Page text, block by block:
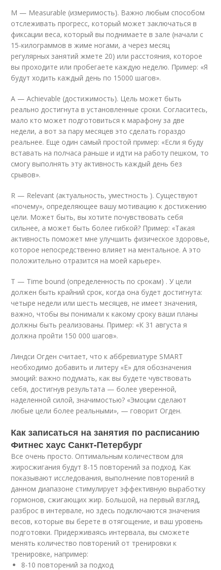
M — Measurable (измеримость). Важно любым способом
отслеживать прогресс, который может заключаться в
фиксации веса, который вы поднимаете в зале (начали с
15-килограммов в жиме ногами, а через месяц
регулярных занятий жмете 20) или расстояния, которое
вы проходите или пробегаете каждую неделю. Пример: «Я
будут ходить каждый день по 15000 шагов».
А — Achievable (достижимость). Цель может быть
реально достигнута в установленные сроки. Согласитесь,
мало кто может подготовиться к марафону за две
недели, а вот за пару месяцев это сделать гораздо
реальнее. Еще один самый простой пример: «Если я буду
вставать на полчаса раньше и идти на работу пешком, то
смогу выполнять эту активность каждый день без
срывов».
R — Relevant (актуальность, уместность ). Существуют
«почему», определяющее вашу мотивацию к достижению
цели. Может быть, вы хотите почувствовать себя
сильнее, а может быть более гибкой? Пример: «Такая
активность поможет мне улучшить физическое здоровье,
которое непосредственно влияет на ментальное. А это
положительно отразится на моей карьере».
T — Time bound (определенность по срокам) . У цели
должен быть крайний срок, когда она будет достигнута:
четыре недели или шесть месяцев, не имеет значения,
важно, чтобы вы понимали к какому сроку ваши планы
должны быть реализованы. Пример: «К 31 августа я
должна пройти 150 000 шагов».
Линдси Огден считает, что к аббревиатуре SMART
необходимо добавить и литеру «Е» для обозначения
эмоций: важно подумать, как вы будете чувствовать
себя, достигнув результата — более уверенной,
наделенной силой, значимостью? «Эмоции сделают
любые цели более реальными», — говорит Огден.
Как записаться на занятия по расписанию
Фитнес хаус Санкт-Петербург
Все очень просто. Оптимальным количеством для
жиросжигания будут 8-15 повторений за подход. Как
показывают исследования, выполнение повторений в
данном диапазоне стимулирует эффективную выработку
гормонов, сжигающих жир. Большой, на первый взгляд,
разброс в интервале, но здесь подключаются значения
весов, которые вы берете в отягощение, и ваш уровень
подготовки. Придерживаясь интервала, вы сможете
менять количество повторений от тренировки к
тренировке, например:
8-10 повторений за подход